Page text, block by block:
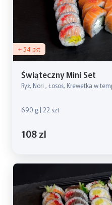
+ 54 pkt
Świąteczny Mini Set
Ryż, Nori , Łosoś, Krewetka w
690 g | 22 szt
108 zl